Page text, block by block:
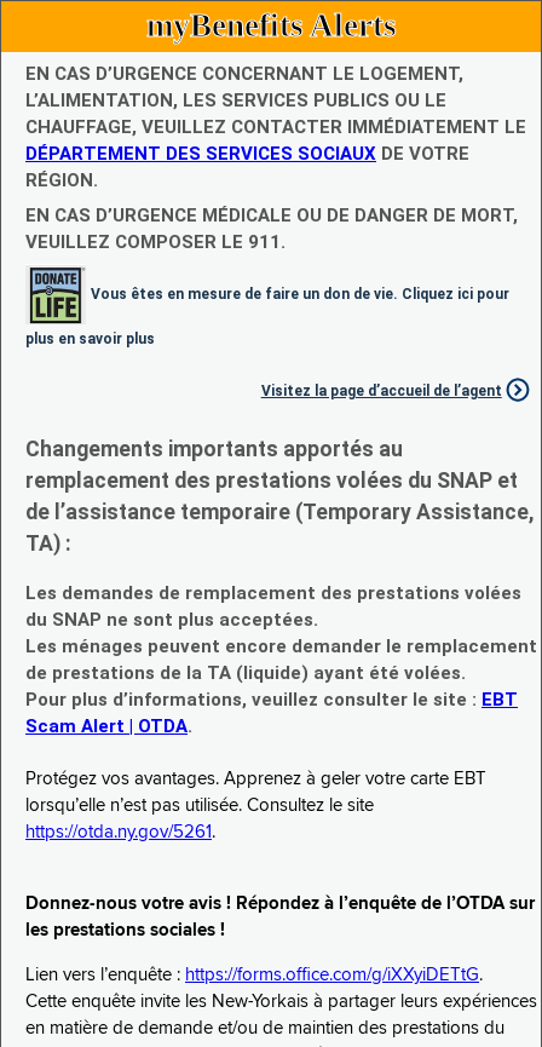
myBenefits Alerts
EN CAS D’URGENCE CONCERNANT LE LOGEMENT,
L’ALIMENTATION, LES SERVICES PUBLICS OU LE
CHAUFFAGE, VEUILLEZ CONTACTER IMMÉDIATEMENT LE
DÉPARTEMENT DES SERVICES SOCIAUX DE VOTRE
RÉGION.
EN CAS D’URGENCE MÉDICALE OU DE DANGER DE MORT,
VEUILLEZ COMPOSER LE 911.
Vous êtes en mesure de faire un don de vie. Cliquez ici pour
plus en savoir plus
Visitez la page d’accueil de l’agent
Changements importants apportés au
remplacement des prestations volées du SNAP et
de l’assistance temporaire (Temporary Assistance,
TA) :
Les demandes de remplacement des prestations volées
du SNAP ne sont plus acceptées.
Les ménages peuvent encore demander le remplacement
de prestations de la TA (liquide) ayant été volées.
Pour plus d’informations, veuillez consulter le site : EBT
Scam Alert | OTDA.
Protégez vos avantages. Apprenez à geler votre carte EBT
lorsqu’elle n’est pas utilisée. Consultez le site
https://otda.ny.gov/5261 .
Donnez-nous votre avis ! Répondez à l’enquête de l’OTDA sur
les prestations sociales !
Lien vers l’enquête : https://forms.office.com/g/iXXyiDETtG.
Cette enquête invite les New-Yorkais à partager leurs expériences
en matière de demande et/ou de maintien des prestations du